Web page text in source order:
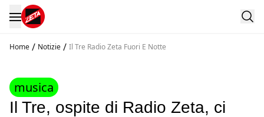
Home / Notizie / Il Tre Radio Zeta Fuori E Notte
musica
Il Tre, ospite di Radio Zeta, ci